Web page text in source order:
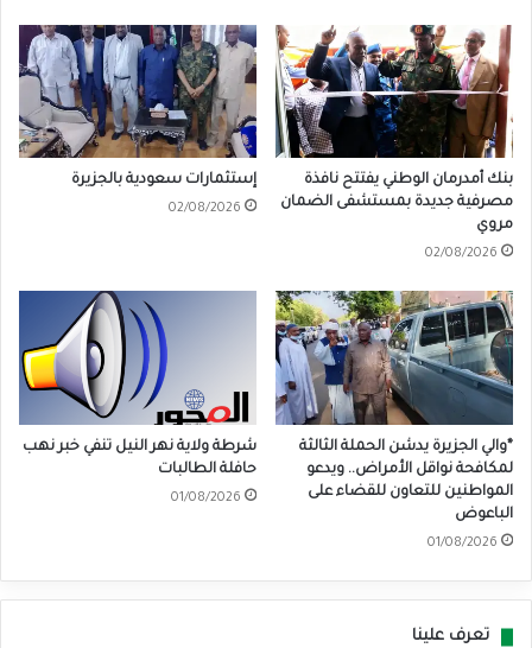
بنك أمدرمان الوطني يفتتح نافذة
مصرفية جديدة بمستشفى الضمان
مروي
02/08/2026
إستثمارات سعودية بالجزيرة
02/08/2026
*والي الجزيرة يدشن الحملة الثالثة
لمكافحة نواقل الأمراض.. ويدعو
المواطنين للتعاون للقضاء على
الباعوض
01/08/2026
شرطة ولاية نهر النيل تنفي خبر نهب
حافلة الطالبات
01/08/2026
تعرف علينا